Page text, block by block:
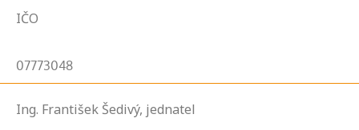
IČO
07773048
Ing. František Šedivý, jednatel